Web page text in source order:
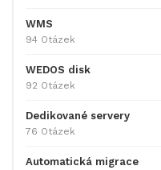
WMS
94 Otázek
WEDOS disk
92 Otázek
Dedikované servery
76 Otázek
Automatická migrace